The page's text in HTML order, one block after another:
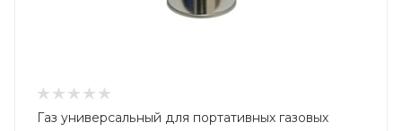
Газ универсальный для портативных газовых